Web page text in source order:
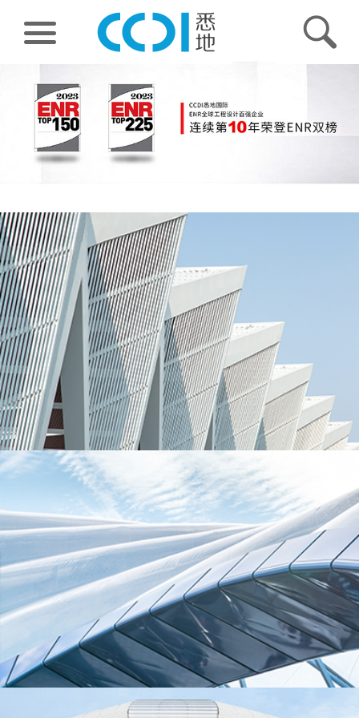
产品
专业
人力资源
关于CCDI
1
2
3
4
5
悉地业务
工程实践专业服务的引领者
智慧地提供精准的服务